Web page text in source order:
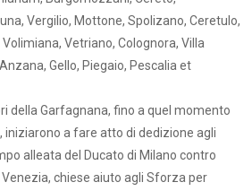
Vergilio, Mottone, Spolizano, Ceretulo,
Vetriano, Colognora, Villa
Gello, Piegaio, Pescalia et
della Garfagnana, fino a quel momento
iniziarono a fare atto di dedizione agli
alleata del Ducato di Milano contro
chiese aiuto agli Sforza per